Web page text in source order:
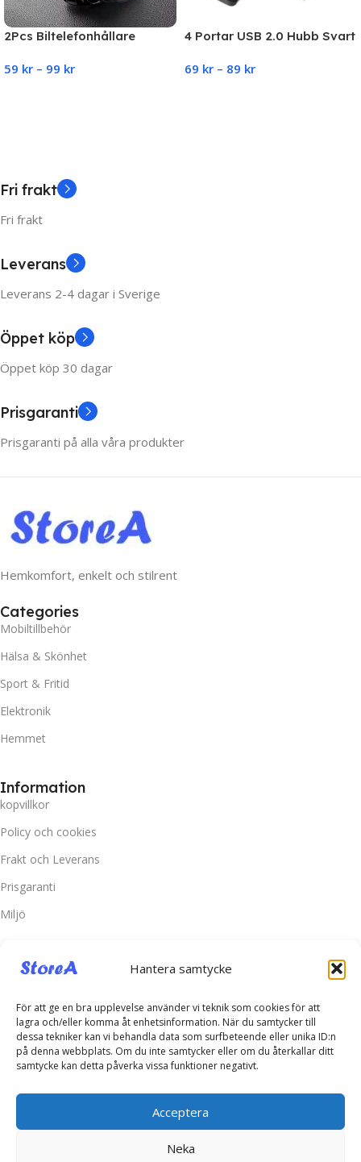
Hantera samtycke
För att ge en bra upplevelse använder vi teknik som cookies för att
lagra och/eller komma åt enhetsinformation. När du samtycker till
dessa tekniker kan vi behandla data som surfbeteende eller unika ID:n
på denna webbplats. Om du inte samtycker eller om du återkallar ditt
samtycke kan detta påverka vissa funktioner negativt.
Acceptera
Neka
2Pcs Biltelefonhållare
360° justerbar
59 kr – 99 kr
4 Portar USB 2.0 Hubb Svart
69 kr – 89 kr
Fri frakt
Fri frakt
Leverans
Leverans 2-4 dagar i Sverige
Öppet köp
Öppet köp 30 dagar
Prisgaranti
Prisgaranti på alla våra produkter
Hemkomfort, enkelt och stilrent
Categories
Mobiltillbehör
Hälsa & Skönhet
Sport & Fritid
Elektronik
Hemmet
Information
kopvillkor
Policy och cookies
Frakt och Leverans
Prisgaranti
Miljö
Kundtjänst
Kontakta oss
Retur & Reklamation
Vanliga frågor
Inloggning
Kontakta oss